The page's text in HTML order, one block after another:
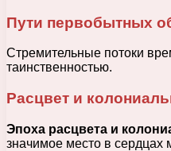
Пути первобытных
Стремительные потоки
таинственностью.
Расцвет и
Эпоха расцвета и
значимое место в сердцах